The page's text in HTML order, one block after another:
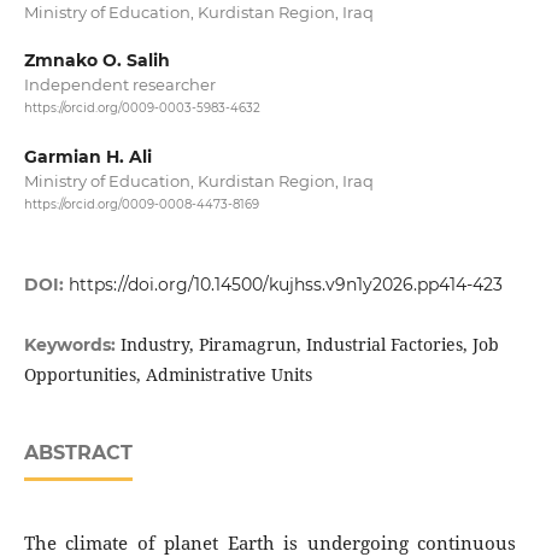
Ministry of Education, Kurdistan Region, Iraq
Zmnako O. Salih
Independent researcher
https://orcid.org/0009-0003-5983-4632
Garmian H. Ali
Ministry of Education, Kurdistan Region, Iraq
https://orcid.org/0009-0008-4473-8169
DOI: https://doi.org/10.14500/kujhss.v9n1y2026.pp414-423
Keywords: Industry, Piramagrun, Industrial Factories, Job
Opportunities, Administrative Units
ABSTRACT
The climate of planet Earth is undergoing continuous